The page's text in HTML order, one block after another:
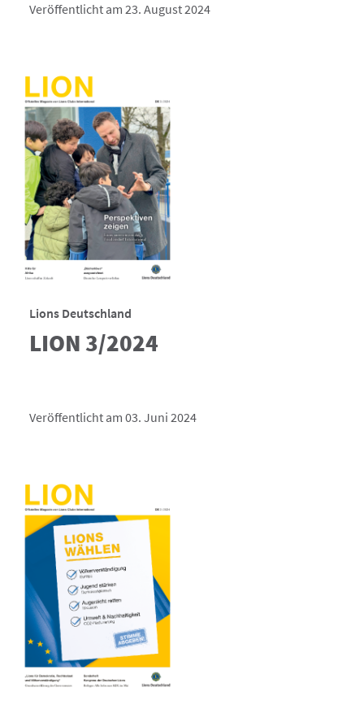
Veröffentlicht am 23. August 2024
Lions Deutschland
LION 3/2024
Veröffentlicht am 03. Juni 2024